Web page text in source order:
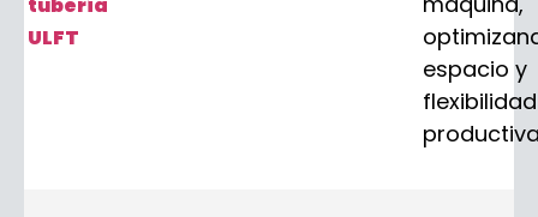
tubería
ULFT
espacio y
flexibilidad